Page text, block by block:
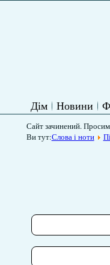
Дім Новини
Сайт зачинений.
Ви тут:Слова і ноти